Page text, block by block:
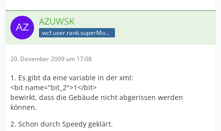
AZUWSK
wcf.user.rank.superModerator
20. Dezember 2009 um 17:08
1. Es gibt da eine variable in der xml:
<bit name="bit_2">1</bit>
bewirkt, dass die Gebäude nicht abgerissen werden
können.
2. Schon durch Speedy geklärt.